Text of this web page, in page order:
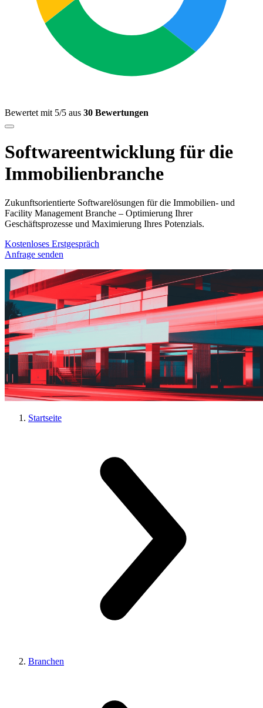
Bewertet mit 5/5 aus 30 Bewertungen
Softwareentwicklung für die
Immobilienbranche
Zukunftsorientierte Softwarelösungen für die Immobilien- und
Facility Management Branche – Optimierung Ihrer
Geschäftsprozesse und Maximierung Ihres Potenzials.
Kostenloses Erstgespräch
Anfrage senden
Startseite
Branchen